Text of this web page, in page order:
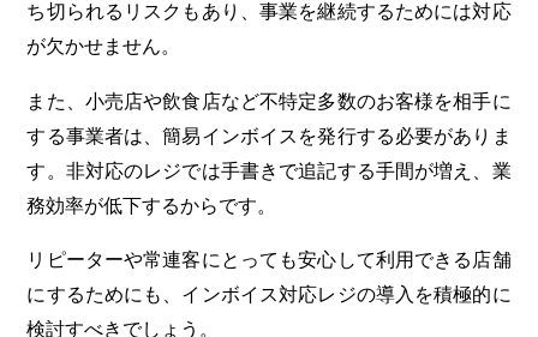
ち切られるリスクもあり、事業を継続するためには対応
が欠かせません。
また、小売店や飲食店など不特定多数のお客様を相手に
する事業者は、簡易インボイスを発行する必要がありま
す。非対応のレジでは手書きで追記する手間が増え、業
務効率が低下するからです。
リピーターや常連客にとっても安心して利用できる店舗
にするためにも、インボイス対応レジの導入を積極的に
検討すべきでしょう。